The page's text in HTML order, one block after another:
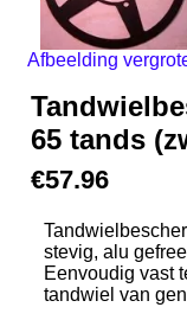
Afbeelding
65 tands
€57.96
stevig, alu
Eenvoudig vast
tandwiel van